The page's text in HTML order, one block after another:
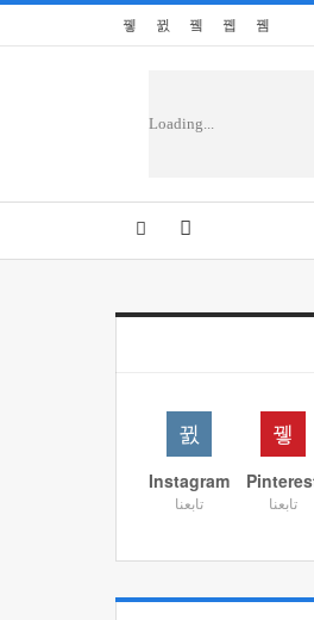
Loading...
تابعنا
Instagram
تابعنا